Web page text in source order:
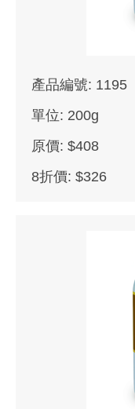
產品編號: 1195
單位: 200g
原價: $408
8折價: $326